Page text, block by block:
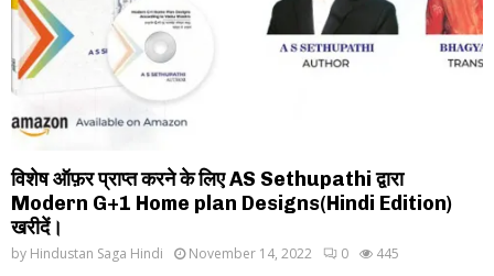
विशेष ऑफ़र प्राप्त करने के लिए AS Sethupathi द्वारा
Modern G+1 Home plan Designs(Hindi Edition)
खरीदें।
by Hindustan Saga Hindi November 14, 2022 0 445